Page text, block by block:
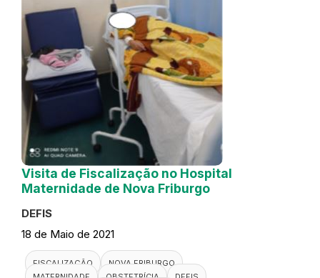
Visita de Fiscalização no Hospital
Maternidade de Nova Friburgo
DEFIS
18 de Maio de 2021
FISCALIZAÇÃO
NOVA FRIBURGO